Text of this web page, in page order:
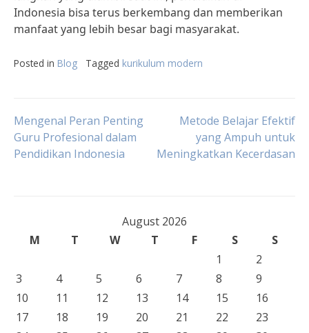
Indonesia bisa terus berkembang dan memberikan
manfaat yang lebih besar bagi masyarakat.
Posted in Blog Tagged kurikulum modern
Post
navigation
Mengenal Peran Penting
Guru Profesional dalam
Pendidikan Indonesia
Metode Belajar Efektif
yang Ampuh untuk
Meningkatkan Kecerdasan
August 2026
M
T W T F S
S
1
2
3
4 5 6 7 8
9
10
11 12 13 14 15
16
17
18 19 20 21 22
23